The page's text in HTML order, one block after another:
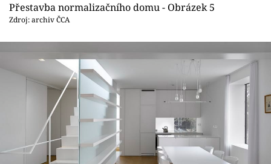
Přestavba normalizačního domu - Obrázek 5
Zdroj: archiv ČCA